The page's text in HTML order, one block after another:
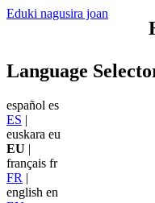
Eduki nagusira joan
Language
español es
ES |
euskara eu
EU |
français fr
FR |
english en